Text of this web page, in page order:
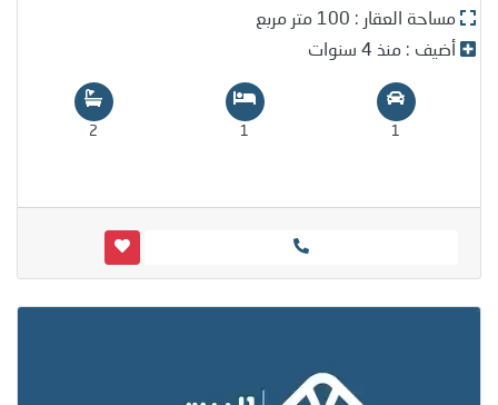
مساحة العقار : 100 متر مربع
أضيف : منذ 4 سنوات
1
1
2